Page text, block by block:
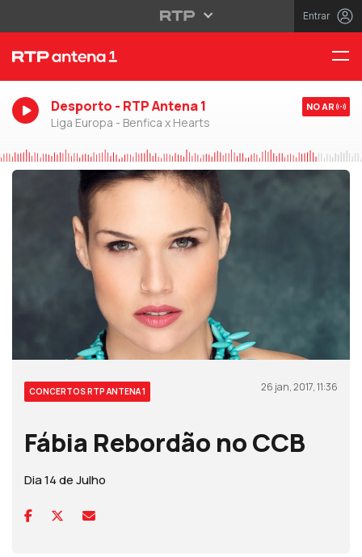
Entrar
Desporto - RTP Antena 1
Liga Europa - Benfica x Hearts
NO AR
CONCERTOS RTP ANTENA 1 26 jan, 2017, 11:36
Fábia Rebordão no CCB
Dia 14 de Julho